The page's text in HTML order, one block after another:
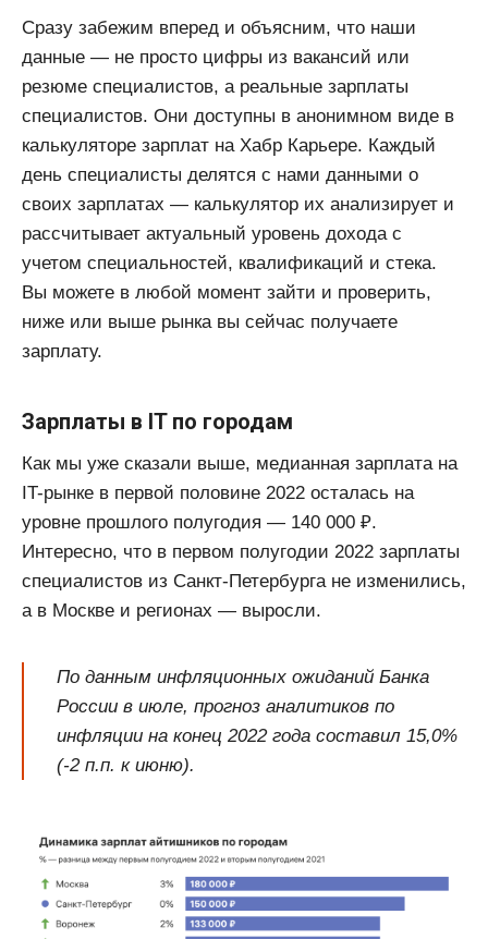
Сразу забежим вперед и объясним, что наши
данные — не просто цифры из вакансий или
резюме специалистов, а реальные зарплаты
специалистов. Они доступны в анонимном виде в
калькуляторе зарплат на Хабр Карьере. Каждый
день специалисты делятся с нами данными о
своих зарплатах — калькулятор их анализирует и
рассчитывает актуальный уровень дохода с
учетом специальностей, квалификаций и стека.
Вы можете в любой момент зайти и проверить,
ниже или выше рынка вы сейчас получаете
зарплату.
Зарплаты в IT по городам
Как мы уже сказали выше, медианная зарплата на
IT-рынке в первой половине 2022 осталась на
уровне прошлого полугодия — 140 000 ₽.
Интересно, что в первом полугодии 2022 зарплаты
специалистов из Санкт-Петербурга не изменились,
а в Москве и регионах — выросли.
По данным инфляционных ожиданий Банка
России в июле, прогноз аналитиков по
инфляции на конец 2022 года составил 15,0%
(-2 п.п. к июню).